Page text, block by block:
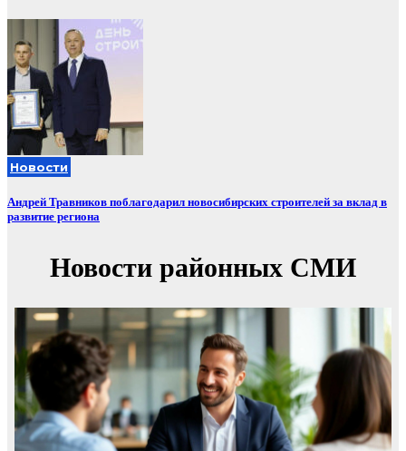
Новости
Андрей Травников поблагодарил новосибирских строителей за вклад в
развитие региона